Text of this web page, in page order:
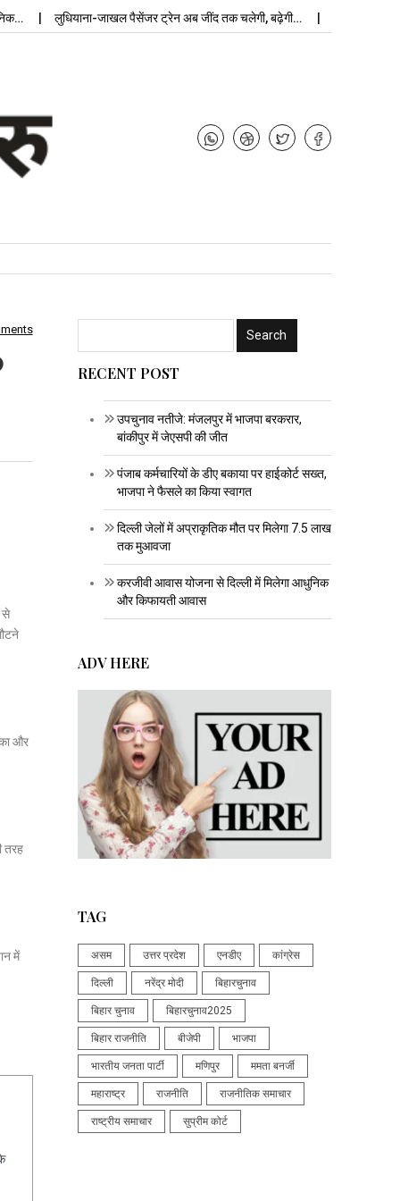
लुधियाना-जाखल पैसेंजर ट्रेन अब जींद तक चलेगी, बढ़ेगी…
से
और
तरह
में
RECENT POST
उपचुनाव नतीजे: मंजलपुर में भाजपा बरकरार,
बांकीपुर में जेएसपी की जीत
पंजाब कर्मचारियों के डीए बकाया पर हाईकोर्ट सख्त,
भाजपा ने फैसले का किया स्वागत
दिल्ली जेलों में अप्राकृतिक मौत पर मिलेगा 7.5 लाख
तक मुआवजा
करजीवी आवास योजना से दिल्ली में मिलेगा आधुनिक
और किफायती आवास
ADV HERE
TAG
असम उत्तर प्रदेश एनडीए कांग्रेस
दिल्ली नरेंद्र मोदी बिहारचुनाव
बिहार चुनाव बिहारचुनाव2025
बिहार राजनीति बीजेपी भाजपा
भारतीय जनता पार्टी मणिपुर ममता बनर्जी
महाराष्ट्र राजनीति राजनीतिक समाचार
राष्ट्रीय समाचार सुप्रीम कोर्ट